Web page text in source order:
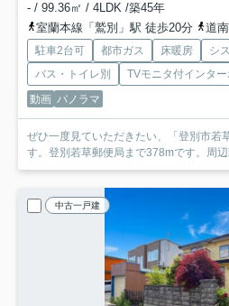
- / 99.36㎡ / 4LDK /築45年
室蘭本線「鷲別」駅 徒歩20分
道南バ
駐車2台可 都市ガス 床暖房
シ
バス・トイレ別
TVモニタ付インター
動画 パノラマ
ぜひ一度見ていただきたい、「登別市
す。登別若草郵便局まで378mです。周
中古一戸建